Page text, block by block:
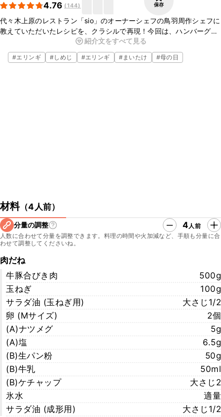
4.76 (144) 保存
代々木上原のレストラン「sio」のオーナーシェフの鳥羽周作シェフに
教えていただいたレシピを、クラシルで再現！今回は、ハンバーグの
ご紹介です。肉汁たっぷりのジューシーなハンバーグときのこのソー
スが相性抜群のレシピです。ぜひお試しくださいね。
▼鳥羽シェフについて
紹介文をすべて見る
#エリンギ #しめじ #エリンギ #まいたけ #母の日
材料（4人前）
分量の調整 4人前
人数に合わせて分量を調整できます。料理の時間や火加減など、手順も分量に合
わせて調整してくださいね。
肉だね
牛豚合びき肉
500g
玉ねぎ
100g
サラダ油 (玉ねぎ用)
大さじ1/2
卵 (Mサイズ)
2個
(A)ナツメグ
5g
(A)塩
6.5g
(B)生パン粉
50g
(B)牛乳
50ml
(B)ケチャップ
大さじ2
氷水
適量
サラダ油 (成形用)
大さじ1/2